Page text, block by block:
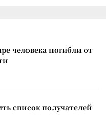
человека погибли от
список получателей